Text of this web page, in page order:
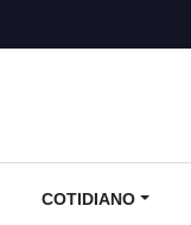
COTIDIANO